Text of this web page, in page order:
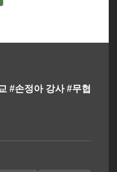
#손정아 강사 #무협